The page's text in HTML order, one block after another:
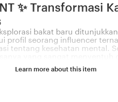
✨ Transformasi
bakat baru
profil seorang influencer
tentang kesehatan mental.
yang sering dihadapi oleh
kembangkan, platform kami
Learn more about this item